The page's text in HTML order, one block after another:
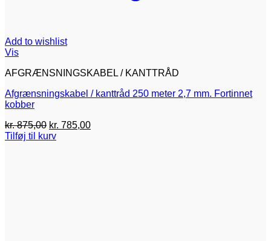
Add to wishlist
Vis
AFGRÆNSNINGSKABEL / KANTTRÅD
Afgrænsningskabel / kanttråd 250 meter 2,7 mm. Fortinnet
kobber
kr.875,00 Den
oprindelige
kr. 785,00Den
Tilføj til kurv